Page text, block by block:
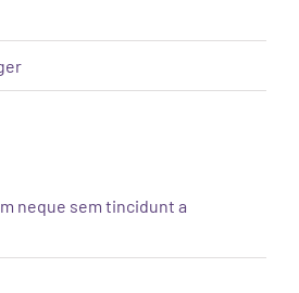
neque sem tincidunt a